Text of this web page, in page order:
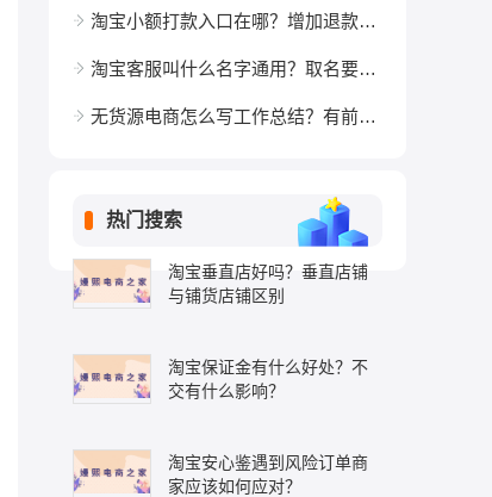
淘宝小额打款入口在哪？增加退款率吗？
淘宝客服叫什么名字通用？取名要注意什么？
无货源电商怎么写工作总结？有前途吗？
热门搜索
淘宝垂直店好吗？垂直店铺
与铺货店铺区别
淘宝保证金有什么好处？不
交有什么影响？
淘宝安心鉴遇到风险订单商
家应该如何应对？